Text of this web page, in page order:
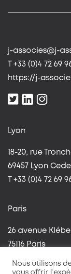
j-associes@j-
T +33 (0)4 72 69
https://j-
Lyon
18-20, rue
69457 Lyon
T +33 (0)4 72 69
Paris
26 avenue
75116 Paris
Nous utilisons
vous offrir